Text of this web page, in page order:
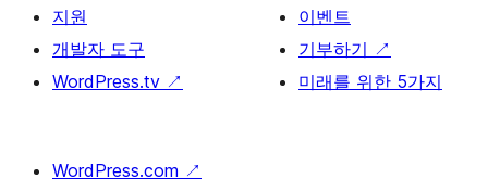
지원
개발자 도구
WordPress.tv ↗
이벤트
기부하기 ↗
미래를 위한 5가지
WordPress.com ↗